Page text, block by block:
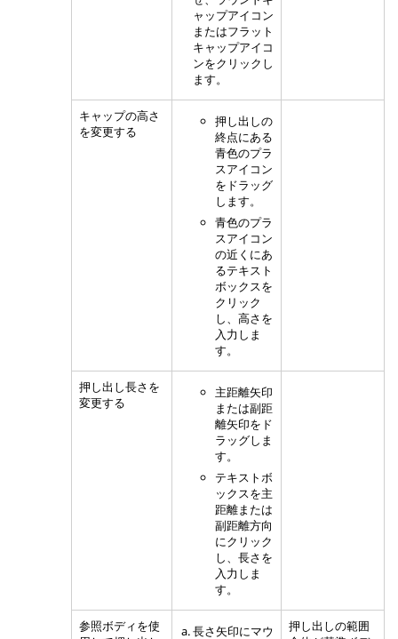
ャップアイコン
またはフラット
キャップアイコ
ンをクリックし
ます。
キャップの高さ
を変更する
押し出しの
終点にある
青色のプラ
スアイコン
をドラッグ
します。
青色のプラ
スアイコン
の近くにあ
るテキスト
ボックスを
クリック
し、高さを
入力しま
す。
押し出し長さを
変更する
主距離矢印
または副距
離矢印をド
ラッグしま
す。
テキストボ
ックスを主
距離または
副距離方向
にクリック
し、長さを
入力しま
す。
参照ボディを使
長さ矢印にマウ
押し出しの範囲